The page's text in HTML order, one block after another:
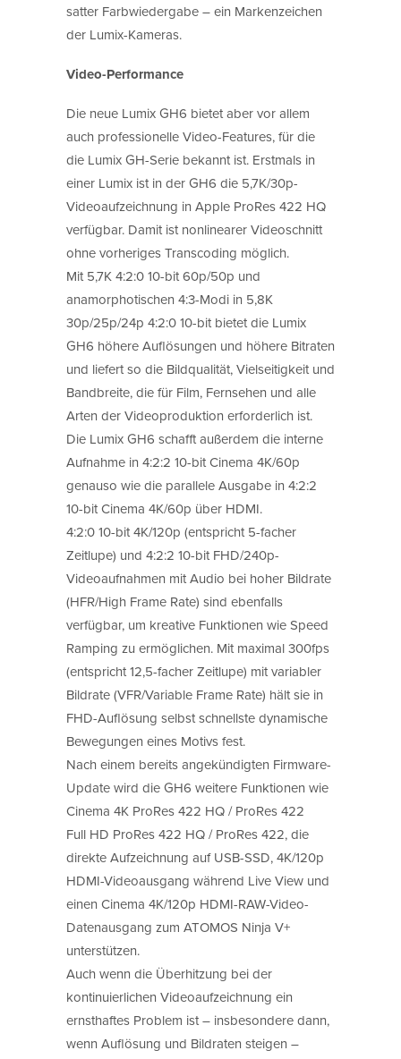
satter Farbwiedergabe – ein Markenzeichen
der Lumix-Kameras.
Video-Performance
Die neue Lumix GH6 bietet aber vor allem
auch professionelle Video-Features, für die
die Lumix GH-Serie bekannt ist. Erstmals in
einer Lumix ist in der GH6 die 5,7K/30p-
Videoaufzeichnung in Apple ProRes 422 HQ
verfügbar. Damit ist nonlinearer Videoschnitt
ohne vorheriges Transcoding möglich.
Mit 5,7K 4:2:0 10-bit 60p/50p und
anamorphotischen 4:3-Modi in 5,8K
30p/25p/24p 4:2:0 10-bit bietet die Lumix
GH6 höhere Auflösungen und höhere Bitraten
und liefert so die Bildqualität, Vielseitigkeit und
Bandbreite, die für Film, Fernsehen und alle
Arten der Videoproduktion erforderlich ist.
Die Lumix GH6 schafft außerdem die interne
Aufnahme in 4:2:2 10-bit Cinema 4K/60p
genauso wie die parallele Ausgabe in 4:2:2
10-bit Cinema 4K/60p über HDMI.
4:2:0 10-bit 4K/120p (entspricht 5-facher
Zeitlupe) und 4:2:2 10-bit FHD/240p-
Videoaufnahmen mit Audio bei hoher Bildrate
(HFR/High Frame Rate) sind ebenfalls
verfügbar, um kreative Funktionen wie Speed
Ramping zu ermöglichen. Mit maximal 300fps
(entspricht 12,5-facher Zeitlupe) mit variabler
Bildrate (VFR/Variable Frame Rate) hält sie in
FHD-Auflösung selbst schnellste dynamische
Bewegungen eines Motivs fest.
Nach einem bereits angekündigten Firmware-
Update wird die GH6 weitere Funktionen wie
Cinema 4K ProRes 422 HQ / ProRes 422
Full HD ProRes 422 HQ / ProRes 422, die
direkte Aufzeichnung auf USB-SSD, 4K/120p
HDMI-Videoausgang während Live View und
einen Cinema 4K/120p HDMI-RAW-Video-
Datenausgang zum ATOMOS Ninja V+
unterstützen.
Auch wenn die Überhitzung bei der
kontinuierlichen Videoaufzeichnung ein
ernsthaftes Problem ist – insbesondere dann,
wenn Auflösung und Bildraten steigen –